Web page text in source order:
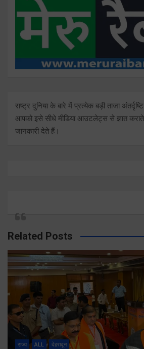
राष्ट्र दुनिया के बारे में प्रत्येक बड़ी ताजा
आपको इसे सीधे मीडिया आउटलेट्स से ज्ञात कराते
जानकारी देते हैं।
Related Posts
राज्य ALL देहरादून